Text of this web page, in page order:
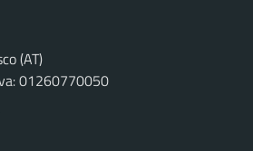
(AT)
01260770050